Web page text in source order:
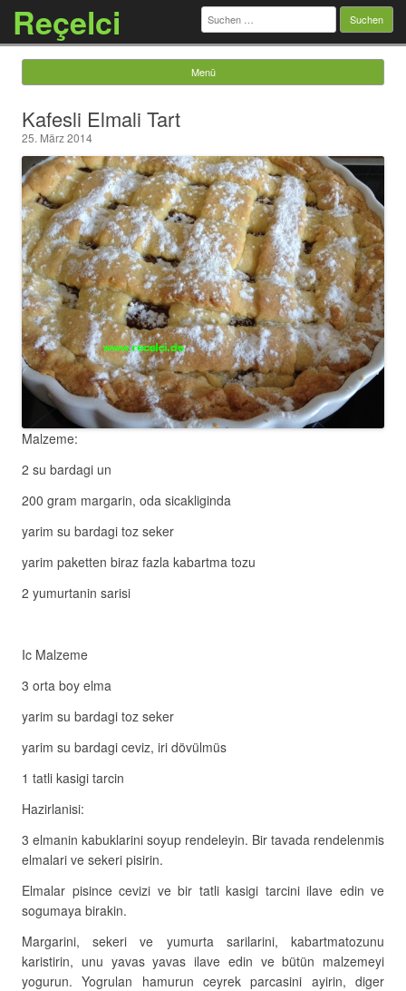
Reçelci Suchen
nach:
Menü
Kafesli Elmali Tart
25. März 2014
Malzeme:
2 su bardagi un
200 gram margarin, oda sicakliginda
yarim su bardagi toz seker
yarim paketten biraz fazla kabartma tozu
2 yumurtanin sarisi
Ic Malzeme
3 orta boy elma
yarim su bardagi toz seker
yarim su bardagi ceviz, iri dövülmüs
1 tatli kasigi tarcin
Hazirlanisi:
3 elmanin kabuklarini soyup rendeleyin. Bir tavada rendelenmis
elmalari ve sekeri pisirin.
Elmalar pisince cevizi ve bir tatli kasigi tarcini ilave edin ve
sogumaya birakin.
Margarini, sekeri ve yumurta sarilarini, kabartmatozunu
karistirin, unu yavas yavas ilave edin ve bütün malzemeyi
yogurun. Yogrulan hamurun ceyrek parcasini ayirin, diger